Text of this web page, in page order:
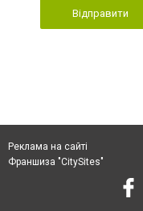
Відправити
Реклама на сайті
Франшиза "CitySites"